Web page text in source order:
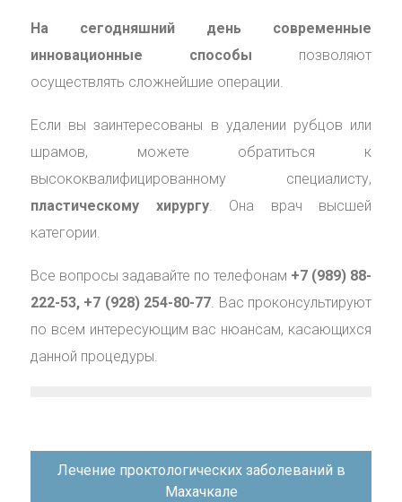
На сегодняшний день современные
инновационные способы позволяют
осуществлять сложнейшие операции.
Если вы заинтересованы в удалении рубцов или
шрамов, можете обратиться к
высококвалифицированному специалисту,
пластическому хирургу. Она врач высшей
категории.
Все вопросы задавайте по телефонам +7 (989) 88-
222-53, +7 (928) 254-80-77. Вас проконсультируют
по всем интересующим вас нюансам, касающихся
данной процедуры.
Навигация
Лечение проктологических заболеваний в
Махачкале